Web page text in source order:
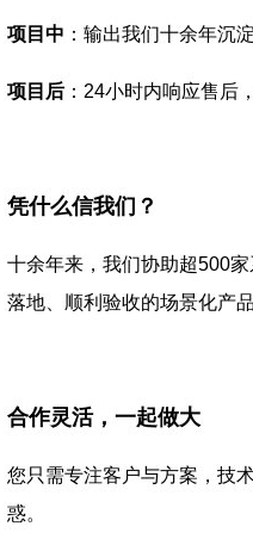
项目中 ：输出我们十余年沉
项目后 ：24小时内响应售后
凭什么信我们？
十余年来，我们协助超500
落地、顺利验收的场景化产品
合作灵活，一起做大
您只需专注客户与方案，技
惑。